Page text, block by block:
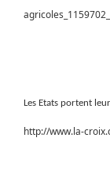
Les Etats portent
http://www.la-